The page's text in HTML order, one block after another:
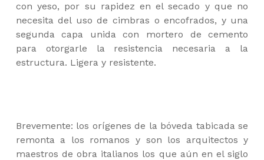
con yeso, por su rapidez en el secado y que no
necesita del uso de cimbras o encofrados, y una
segunda capa unida con mortero de cemento
para otorgarle la resistencia necesaria a la
estructura. Ligera y resistente.
Brevemente: los orígenes de la bóveda tabicada se
remonta a los romanos y son los arquitectos y
maestros de obra italianos los que aún en el siglo